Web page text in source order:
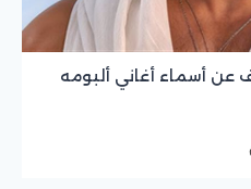
أسماء أغاني ألبومه